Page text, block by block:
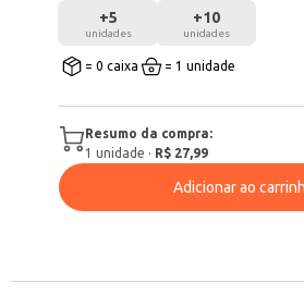
+5
unidades
+10
unidades
= 0 caixa = 1 unidade
Resumo da compra:
1 unidade · R$ 27,99
Adicionar ao